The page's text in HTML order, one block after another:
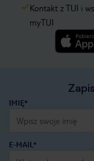
Kontakt z TUI i
myTUI
IMIĘ*
E-MAIL*